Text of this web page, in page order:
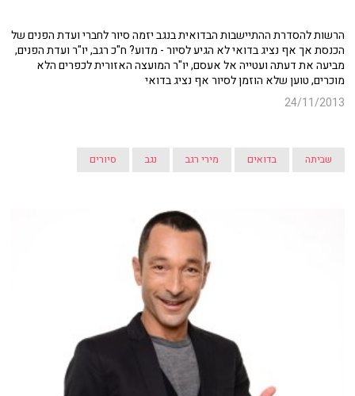
הרשות להסדרת ההתיישבות הבדואית בנגב יזמה סיור לחברי ועדת הפנים של
הכנסת אך אף נציג בדואי לא הגיע לסיור - מדוע? ח"כ רגב, יו"ר ועדת הפנים,
מביעה את דעתה ועטייה אל אעסם, יו"ר המועצה האזורית לכפרים הלא
מוכרים, טוען שלא הוזמן לסיור אף נציג בדואי
24/11/2013
שביתה בדואים מירי רגב נגב סיורים